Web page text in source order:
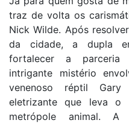
traz de volta os
Nick Wilde. Após
da cidade, a dupla
fortalecer a parceria
intrigante mistério
venenoso réptil Gary
eletrizante que leva o
metrópole animal.